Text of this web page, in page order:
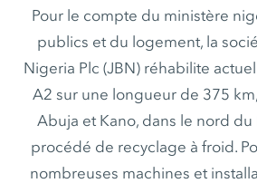
Pour le compte du ministère
publics et du logement, la
Nigeria Plc (JBN) réhabilite
A2 sur une longueur de 375
Abuja et Kano, dans le nord du
procédé de recyclage à froid.
nombreuses machines et